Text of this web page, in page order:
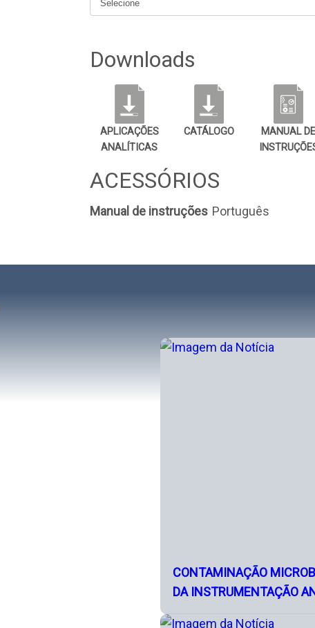
Downloads
APLICAÇÕES
ANALÍTICAS
CATÁLOGO
MANUAL
ACESSÓRIOS
Manual de instruções Português
CONTAMINAÇÃO
DA INSTRUMENTAÇÃO